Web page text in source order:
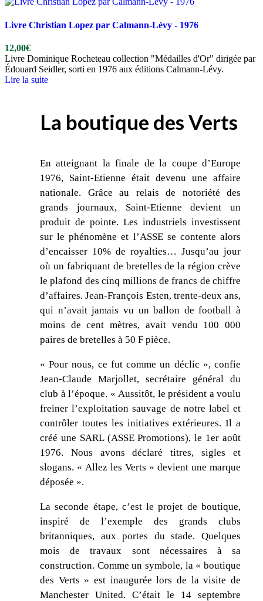
Livre Christian Lopez par Calmann-Lévy - 1976
12,00€
Livre Dominique Rocheteau collection "Médailles d'Or" dirigée par
Édouard Seidler, sorti en 1976 aux éditions Calmann-Lévy.
Lire la suite
La boutique des Verts
En atteignant la finale de la coupe d’Europe
1976, Saint-Etienne était devenu une affaire
nationale. Grâce au relais de notoriété des
grands journaux, Saint-Etienne devient un
produit de pointe. Les industriels investissent
sur le phénomène et l’ASSE se contente alors
d’encaisser 10% de royalties… Jusqu’au jour
où un fabriquant de bretelles de la région crève
le plafond des cinq millions de francs de chiffre
d’affaires. Jean-François Esten, trente-deux ans,
qui n’avait jamais vu un ballon de football à
moins de cent mètres, avait vendu 100 000
paires de bretelles à 50 F pièce.
« Pour nous, ce fut comme un déclic », confie
Jean-Claude Marjollet, secrétaire général du
club à l’époque. « Aussitôt, le président a voulu
freiner l’exploitation sauvage de notre label et
contrôler toutes les initiatives extérieures. Il a
créé une SARL (ASSE Promotions), le 1er août
1976. Nous avons déclaré titres, sigles et
slogans. « Allez les Verts » devient une marque
déposée ».
La seconde étape, c’est le projet de boutique,
inspiré de l’exemple des grands clubs
britanniques, aux portes du stade. Quelques
mois de travaux sont nécessaires à sa
construction. Comme un symbole, la « boutique
des Verts » est inaugurée lors de la visite de
Manchester United. C’était le 14 septembre